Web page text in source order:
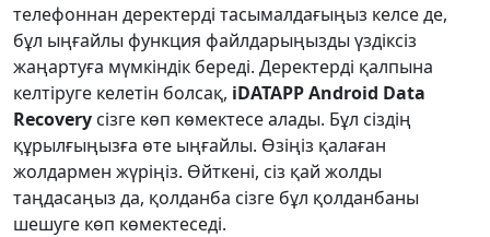
телефоннан деректерді тасымалдағыңыз келсе де,
бұл ыңғайлы функция файлдарыңызды үздіксіз
жаңартуға мүмкіндік береді. Деректерді қалпына
келтіруге келетін болсақ, iDATAPP Android Data
Recovery сізге көп көмектесе алады. Бұл сіздің
құрылғыңызға өте ыңғайлы. Өзіңіз қалаған
жолдармен жүріңіз. Өйткені, сіз қай жолды
таңдасаңыз да, қолданба сізге бұл қолданбаны
шешуге көп көмектеседі.